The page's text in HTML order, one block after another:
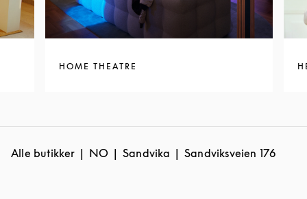
HOME THEATRE
Alle butikker NO Sandvika Sandviksveien 176